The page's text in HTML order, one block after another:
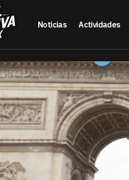
Noticias Actividades